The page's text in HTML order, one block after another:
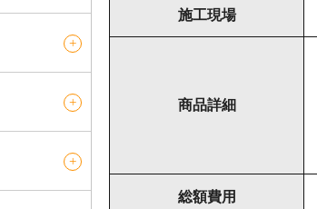
施工現場
商品詳細
総額費用